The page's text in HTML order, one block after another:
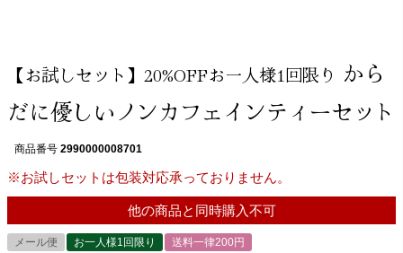
【お試しセット】20%OFFお一人様1回限り から
だに優しいノンカフェインティーセット
商品番号 2990000008701
※お試しセットは包装対応承っておりません。
他の商品と同時購入不可
メール便 お一人様1回限り 送料一律200円